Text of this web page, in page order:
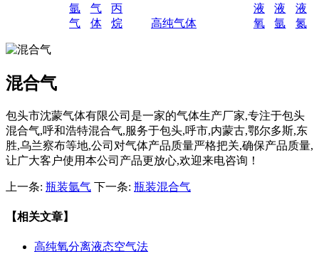
氩
气
气
体
丙
烷
高纯气体
液
氧
液
氩
液
氮
混合气
包头市沈蒙气体有限公司是一家的气体生产厂家,专注于包头
混合气,呼和浩特混合气,服务于包头,呼市,内蒙古,鄂尔多斯,东
胜,乌兰察布等地,公司对气体产品质量严格把关,确保产品质量,
让广大客户使用本公司产品更放心,欢迎来电咨询！
上一条: 瓶装氩气 下一条: 瓶装混合气
【相关文章】
高纯氧分离液态空气法